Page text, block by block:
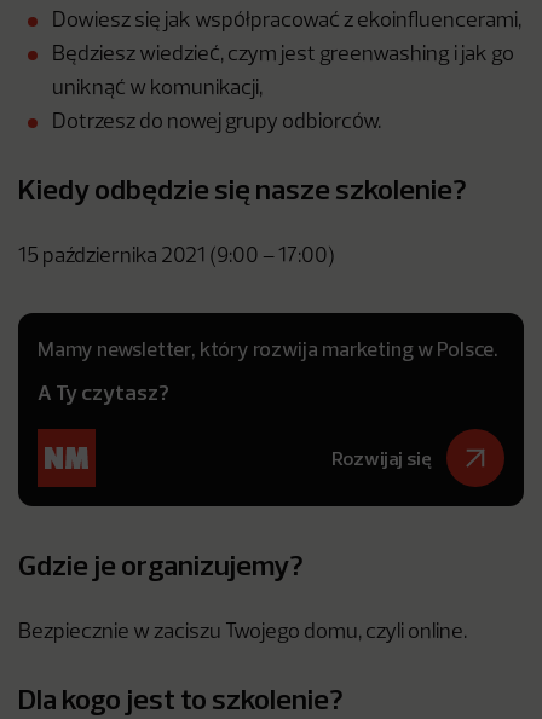
Dowiesz się jak współpracować z ekoinfluencerami,
Będziesz wiedzieć, czym jest greenwashing i jak go
uniknąć w komunikacji,
Dotrzesz do nowej grupy odbiorców.
Kiedy odbędzie się nasze szkolenie?
15 października 2021 (9:00 – 17:00)
Mamy newsletter, który rozwija marketing w Polsce.
A Ty czytasz?
Rozwijaj się
Gdzie je organizujemy?
Bezpiecznie w zaciszu Twojego domu, czyli online.
Dla kogo jest to szkolenie?